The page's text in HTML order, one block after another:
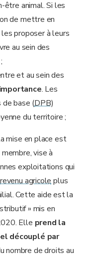
être animal. Si les
de mettre en
proposer à leurs
au sein des
et au sein des
. Les
base (DPB)
du territoire ;
mise en place est
vise à
exploitations qui
revenu agricoleplus
Cette aide est la
» mis en
Elle prend la
découplé par
nombre de droits au